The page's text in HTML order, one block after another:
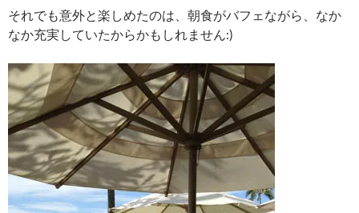
それでも意外と楽しめたのは、朝食がバフェながら、なか
なか充実していたからかもしれません:)